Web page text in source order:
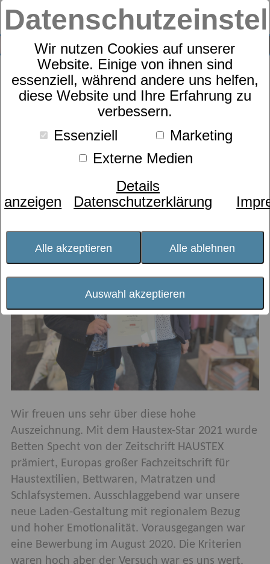
Wir nutzen Cookies auf unserer
Website. Einige von ihnen sind
essenziell, während andere uns helfen,
diese Website und Ihre Erfahrung zu
verbessern.
Essenziell
Marketing
Externe Medien
Details
anzeigen
Datenschutzerklärung
Alle akzeptieren Alle ablehnen
Auswahl akzeptieren
SUCHE
0
Aktuelles
Haustex Star 2021 - Sieger in der Kategorie
"vorbildlicher Umbau Fachgeschäft"
Wir freuen uns sehr über diese hohe
Auszeichnung. Mit dem Haustex-Star 2021 wurde
Betten Specht von der Zeitschrift HAUSTEX
prämiert, Europas großer Fachzeitschrift für
Haustextilien, Bettwaren, Matratzen und
Schlafsystemen. Ausschlaggebend war unsere
neue Laden-Gestaltung mit regionalem Bezug
und hoher Emotionalität. Vorausgegangen war
eine Bewerbung im August 2020. Die Kriterien
waren hoch aber der Versuch war es uns wert.